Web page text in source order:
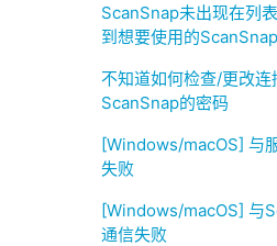
ScanSnap未出现在列
到想要使用的ScanSnap
不知道如何检查/更改连
ScanSnap的密码
[Windows/macOS] 与
失败
[Windows/macOS] 与
通信失败